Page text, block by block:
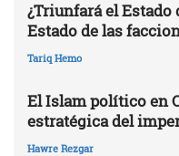
¿Triunfará el Estado
Estado de las
Tariq Hemo
El Islam político en
estratégica del
Hawre Rezgar